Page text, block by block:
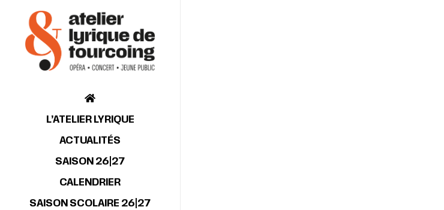
L’ATELIER LYRIQUE
ACTUALITÉS
SAISON 26|27
CALENDRIER
SAISON SCOLAIRE 26|27